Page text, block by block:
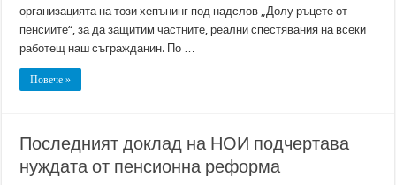
организацията на този хепънинг под надслов „Долу ръцете от
пенсиите“, за да защитим частните, реални спестявания на всеки
работещ наш съгражданин. По …
Повече »
Последният доклад на НОИ подчертава
нуждата от пенсионна реформа